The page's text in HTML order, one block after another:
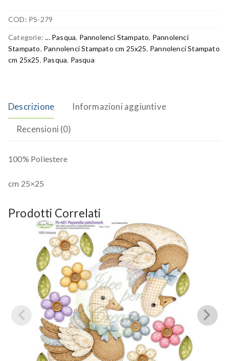
COD: PS-279
Categorie:... Pasqua, Pannolenci Stampato, Pannolenci
Stampato, Pannolenci Stampato cm 25x25, Pannolenci Stampato
cm 25x25, Pasqua, Pasqua
Descrizione Informazioni aggiuntive
Recensioni (0)
100% Poliestere
cm 25×25
Prodotti Correlati